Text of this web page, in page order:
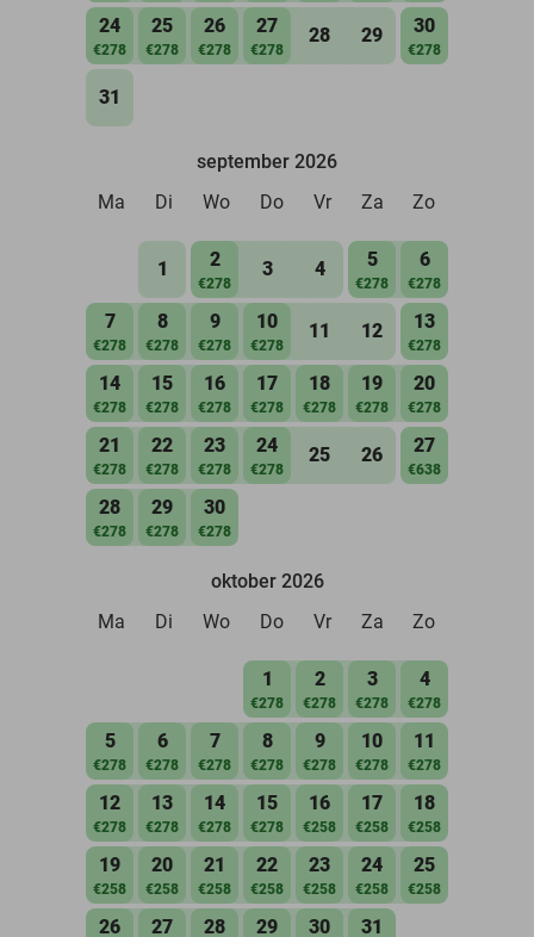
24
€278
25
€278
26
€278
27
€278
28 29 30
€278
31
september 2026
Ma
Di Wo Do Vr Za Zo
1 2
€278
3 4 5
€278
6
€278
7
€278
8
€278
9
€278
10
€278
11 12 13
€278
14
€278
15
€278
16
€278
17
€278
18
€278
19
€278
20
€278
21
€278
22
€278
23
€278
24
€278
25 26 27
€638
28
€278
29
€278
30
€278
oktober 2026
Ma
Di Wo Do Vr Za Zo
1
€278
2
€278
3
€278
4
€278
5
€278
6
€278
7
€278
8
€278
9
€278
10
€278
11
€278
12
€278
13
€278
14
€278
15
€278
16
€258
17
€258
18
€258
19
€258
20
€258
21
€258
22
€258
23
€258
24
€258
25
€258
26 27 28 29 30 31